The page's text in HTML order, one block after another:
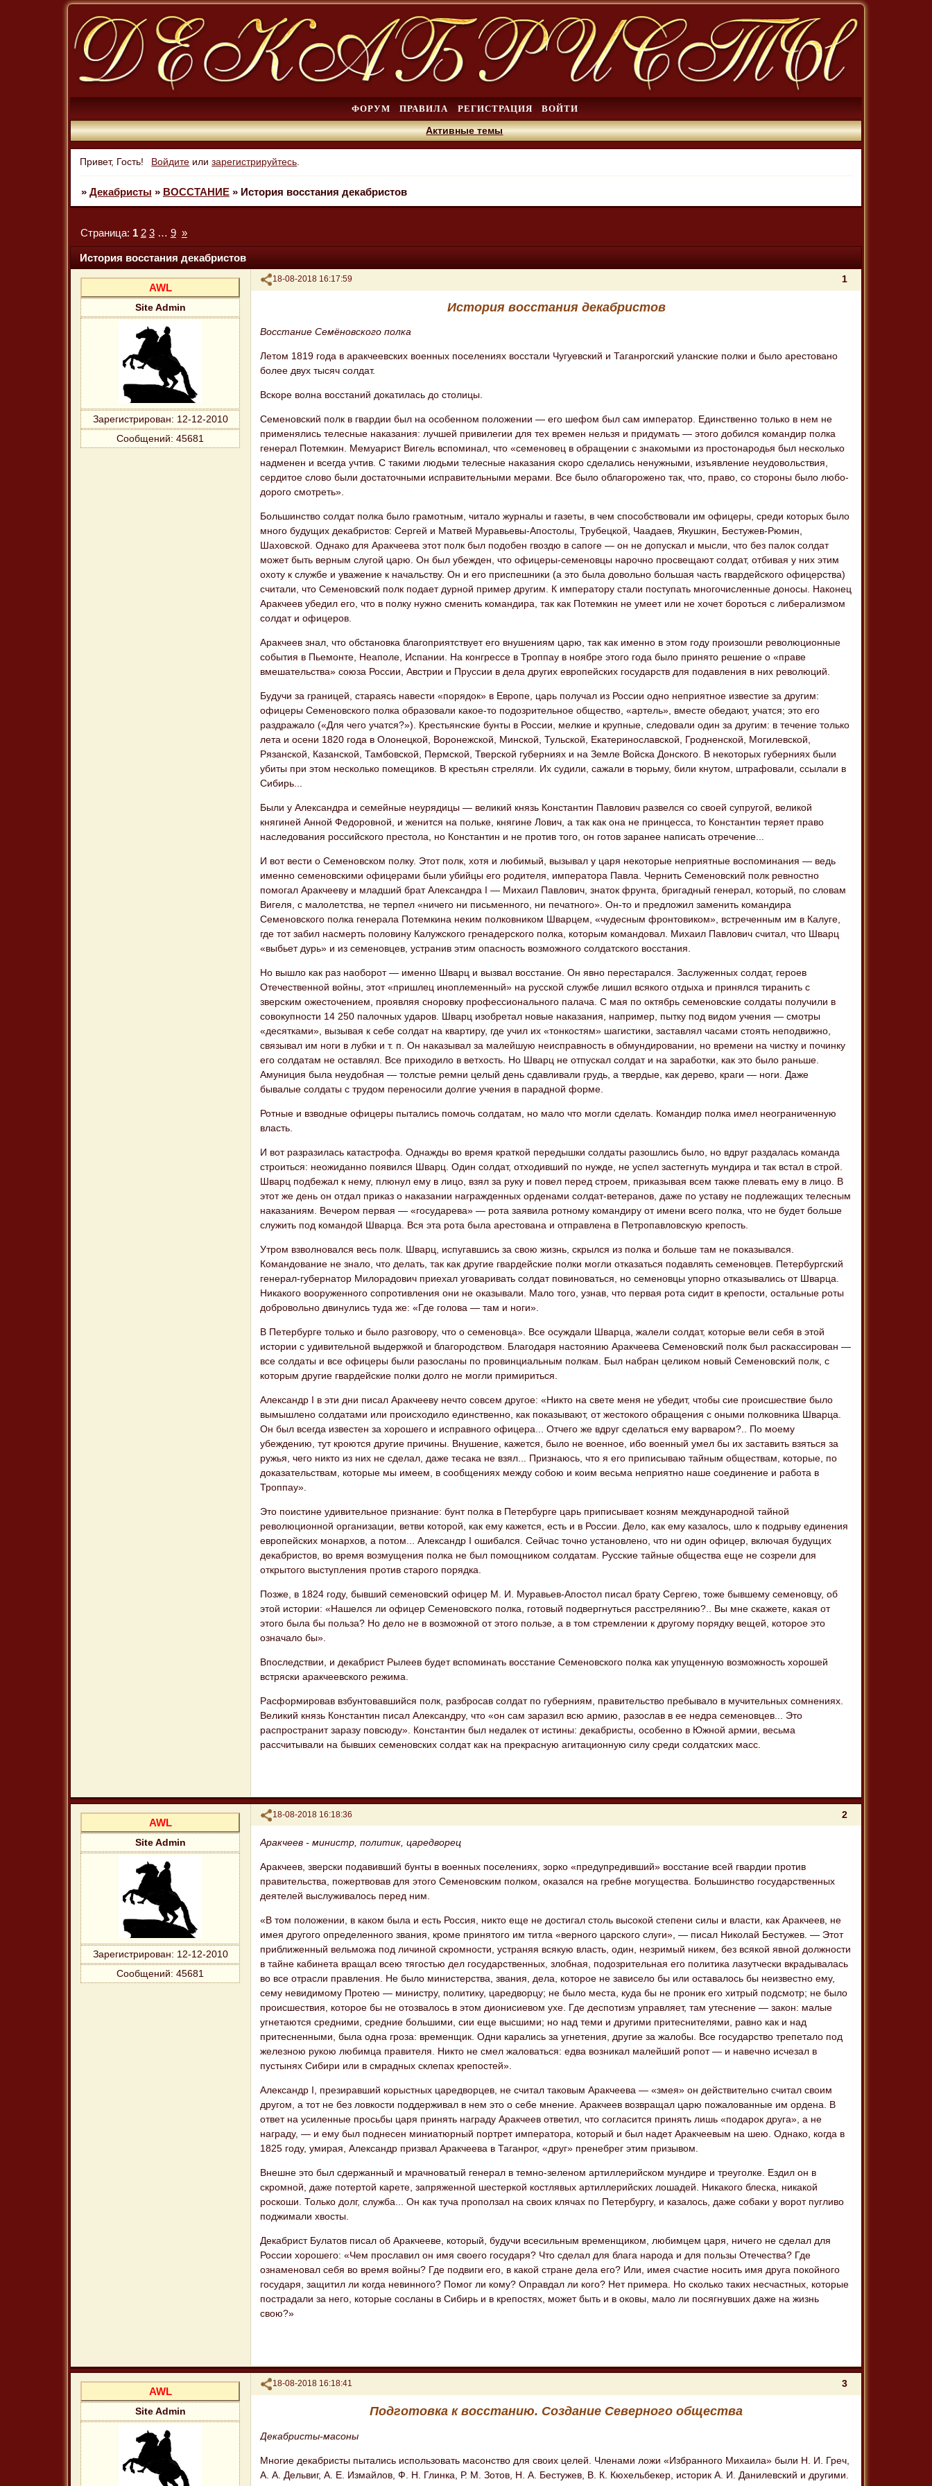
ФОРУМ ПРАВИЛА РЕГИСТРАЦИЯ ВОЙТИ
Активные темы
Привет, Гость! Войдите илизарегистрируйтесь.
» Декабристы » ВОССТАНИЕ » История восстания декабристов
История восстания декабристов
Страница: 1 2 3 … 9 »
Поделиться 1
18-08-2018 16:17:59
AWL
Site Admin
Зарегистрирован: 12-12-2010
Сообщений: 45681
История восстания декабристов
Восстание Семёновского полка
Летом 1819 года в аракчеевских военных поселениях восстали Чугуевский и Таганрогский уланские полки и было арестовано
более двух тысяч солдат.
Вскоре волна восстаний докатилась до столицы.
Семеновский полк в гвардии был на особенном положении — его шефом был сам император. Единственно только в нем не
применялись телесные наказания: лучшей привилегии для тех времен нельзя и придумать — этого добился командир полка
генерал Потемкин. Мемуарист Вигель вспоминал, что «семеновец в обращении с знакомыми из простонародья был несколько
надменен и всегда учтив. С такими людьми телесные наказания скоро сделались ненужными, изъявление неудовольствия,
сердитое слово были достаточными исправительными мерами. Все было облагорожено так, что, право, со стороны было любо-
дорого смотреть».
Большинство солдат полка было грамотным, читало журналы и газеты, в чем способствовали им офицеры, среди которых было
много будущих декабристов: Сергей и Матвей Муравьевы-Апостолы, Трубецкой, Чаадаев, Якушкин, Бестужев-Рюмин,
Шаховской. Однако для Аракчеева этот полк был подобен гвоздю в сапоге — он не допускал и мысли, что без палок солдат
может быть верным слугой царю. Он был убежден, что офицеры-семеновцы нарочно просвещают солдат, отбивая у них этим
охоту к службе и уважение к начальству. Он и его приспешники (а это была довольно большая часть гвардейского офицерства)
считали, что Семеновский полк подает дурной пример другим. К императору стали поступать многочисленные доносы. Наконец
Аракчеев убедил его, что в полку нужно сменить командира, так как Потемкин не умеет или не хочет бороться с либерализмом
солдат и офицеров.
Аракчеев знал, что обстановка благоприятствует его внушениям царю, так как именно в этом году произошли революционные
события в Пьемонте, Неаполе, Испании. На конгрессе в Троппау в ноябре этого года было принято решение о «праве
вмешательства» союза России, Австрии и Пруссии в дела других европейских государств для подавления в них революций.
Будучи за границей, стараясь навести «порядок» в Европе, царь получал из России одно неприятное известие за другим:
офицеры Семеновского полка образовали какое-то подозрительное общество, «артель», вместе обедают, учатся; это его
раздражало («Для чего учатся?»). Крестьянские бунты в России, мелкие и крупные, следовали один за другим: в течение только
лета и осени 1820 года в Олонецкой, Воронежской, Минской, Тульской, Екатеринославской, Гродненской, Могилевской,
Рязанской, Казанской, Тамбовской, Пермской, Тверской губерниях и на Земле Войска Донского. В некоторых губерниях были
убиты при этом несколько помещиков. В крестьян стреляли. Их судили, сажали в тюрьму, били кнутом, штрафовали, ссылали в
Сибирь...
Были у Александра и семейные неурядицы — великий князь Константин Павлович развелся со своей супругой, великой
княгиней Анной Федоровной, и женится на польке, княгине Лович, а так как она не принцесса, то Константин теряет право
наследования российского престола, но Константин и не против того, он готов заранее написать отречение...
И вот вести о Семеновском полку. Этот полк, хотя и любимый, вызывал у царя некоторые неприятные воспоминания — ведь
именно семеновскими офицерами были убийцы его родителя, императора Павла. Чернить Семеновский полк ревностно
помогал Аракчееву и младший брат Александра I — Михаил Павлович, знаток фрунта, бригадный генерал, который, по словам
Вигеля, с малолетства, не терпел «ничего ни письменного, ни печатного». Он-то и предложил заменить командира
Семеновского полка генерала Потемкина неким полковником Шварцем, «чудесным фронтовиком», встреченным им в Калуге,
где тот забил насмерть половину Калужского гренадерского полка, которым командовал. Михаил Павлович считал, что Шварц
«выбьет дурь» и из семеновцев, устранив этим опасность возможного солдатского восстания.
Но вышло как раз наоборот — именно Шварц и вызвал восстание. Он явно перестарался. Заслуженных солдат, героев
Отечественной войны, этот «пришлец иноплеменный» на русской службе лишил всякого отдыха и принялся тиранить с
зверским ожесточением, проявляя сноровку профессионального палача. С мая по октябрь семеновские солдаты получили в
совокупности 14 250 палочных ударов. Шварц изобретал новые наказания, например, пытку под видом учения — смотры
«десятками», вызывая к себе солдат на квартиру, где учил их «тонкостям» шагистики, заставлял часами стоять неподвижно,
связывал им ноги в лубки и т. п. Он наказывал за малейшую неисправность в обмундировании, но времени на чистку и починку
его солдатам не оставлял. Все приходило в ветхость. Но Шварц не отпускал солдат и на заработки, как это было раньше.
Амуниция была неудобная — толстые ремни целый день сдавливали грудь, а твердые, как дерево, краги — ноги. Даже
бывалые солдаты с трудом переносили долгие учения в парадной форме.
Ротные и взводные офицеры пытались помочь солдатам, но мало что могли сделать. Командир полка имел неограниченную
власть.
И вот разразилась катастрофа. Однажды во время краткой передышки солдаты разошлись было, но вдруг раздалась команда
строиться: неожиданно появился Шварц. Один солдат, отходивший по нужде, не успел застегнуть мундира и так встал в строй.
Шварц подбежал к нему, плюнул ему в лицо, взял за руку и повел перед строем, приказывая всем также плевать ему в лицо. В
этот же день он отдал приказ о наказании награжденных орденами солдат-ветеранов, даже по уставу не подлежащих телесным
наказаниям. Вечером первая — «государева» — рота заявила ротному командиру от имени всего полка, что не будет больше
служить под командой Шварца. Вся эта рота была арестована и отправлена в Петропавловскую крепость.
Утром взволновался весь полк. Шварц, испугавшись за свою жизнь, скрылся из полка и больше там не показывался.
Командование не знало, что делать, так как другие гвардейские полки могли отказаться подавлять семеновцев. Петербургский
генерал-губернатор Милорадович приехал уговаривать солдат повиноваться, но семеновцы упорно отказывались от Шварца.
Никакого вооруженного сопротивления они не оказывали. Мало того, узнав, что первая рота сидит в крепости, остальные роты
добровольно двинулись туда же: «Где голова — там и ноги».
В Петербурге только и было разговору, что о семеновца». Все осуждали Шварца, жалели солдат, которые вели себя в этой
истории с удивительной выдержкой и благородством. Благодаря настоянию Аракчеева Семеновский полк был раскассирован —
все солдаты и все офицеры были разосланы по провинциальным полкам. Был набран целиком новый Семеновский полк, с
которым другие гвардейские полки долго не могли примириться.
Александр I в эти дни писал Аракчееву нечто совсем другое: «Никто на свете меня не убедит, чтобы сие происшествие было
вымышлено солдатами или происходило единственно, как показывают, от жестокого обращения с оными полковника Шварца.
Он был всегда известен за хорошего и исправного офицера... Отчего же вдруг сделаться ему варваром?.. По моему
убеждению, тут кроются другие причины. Внушение, кажется, было не военное, ибо военный умел бы их заставить взяться за
ружья, чего никто из них не сделал, даже тесака не взял... Признаюсь, что я его приписываю тайным обществам, которые, по
доказательствам, которые мы имеем, в сообщениях между собою и коим весьма неприятно наше соединение и работа в
Троппау».
Это поистине удивительное признание: бунт полка в Петербурге царь приписывает козням международной тайной
революционной организации, ветви которой, как ему кажется, есть и в России. Дело, как ему казалось, шло к подрыву единения
европейских монархов, а потом... Александр I ошибался. Сейчас точно установлено, что ни один офицер, включая будущих
декабристов, во время возмущения полка не был помощником солдатам. Русские тайные общества еще не созрели для
открытого выступления против старого порядка.
Позже, в 1824 году, бывший семеновский офицер М. И. Муравьев-Апостол писал брату Сергею, тоже бывшему семеновцу, об
этой истории: «Нашелся ли офицер Семеновского полка, готовый подвергнуться расстрелянию?.. Вы мне скажете, какая от
этого была бы польза? Но дело не в возможной от этого пользе, а в том стремлении к другому порядку вещей, которое это
означало бы».
Впоследствии, и декабрист Рылеев будет вспоминать восстание Семеновского полка как упущенную возможность хорошей
встряски аракчеевского режима.
Расформировав взбунтовавшийся полк, разбросав солдат по губерниям, правительство пребывало в мучительных сомнениях.
Великий князь Константин писал Александру, что «он сам заразил всю армию, разослав в ее недра семеновцев... Это
распространит заразу повсюду». Константин был недалек от истины: декабристы, особенно в Южной армии, весьма
рассчитывали на бывших семеновских солдат как на прекрасную агитационную силу среди солдатских масс.
Поделиться 2
18-08-2018 16:18:36
AWL
Site Admin
Зарегистрирован: 12-12-2010
Сообщений: 45681
Аракчеев - министр, политик, царедворец
Аракчеев, зверски подавивший бунты в военных поселениях, зорко «предупредивший» восстание всей гвардии против
правительства, пожертвовав для этого Семеновским полком, оказался на гребне могущества. Большинство государственных
деятелей выслуживалось перед ним.
«В том положении, в каком была и есть Россия, никто еще не достигал столь высокой степени силы и власти, как Аракчеев, не
имея другого определенного звания, кроме принятого им титла «верного царского слуги», — писал Николай Бестужев. — Этот
приближенный вельможа под личиной скромности, устраняя всякую власть, один, незримый никем, без всякой явной должности
в тайне кабинета вращал всею тягостью дел государственных, злобная, подозрительная его политика лазутчески вкрадывалась
во все отрасли правления. Не было министерства, звания, дела, которое не зависело бы или оставалось бы неизвестно ему,
сему невидимому Протею — министру, политику, царедворцу; не было места, куда бы не проник его хитрый подсмотр; не было
происшествия, которое бы не отозвалось в этом дионисиевом ухе. Где деспотизм управляет, там утеснение — закон: малые
угнетаются средними, средние большими, сии еще высшими; но над теми и другими притеснителями, равно как и над
притесненными, была одна гроза: временщик. Одни карались за угнетения, другие за жалобы. Все государство трепетало под
железною рукою любимца правителя. Никто не смел жаловаться: едва возникал малейший ропот — и навечно исчезал в
пустынях Сибири или в смрадных склепах крепостей».
Александр I, презиравший корыстных царедворцев, не считал таковым Аракчеева — «змея» он действительно считал своим
другом, а тот не без ловкости поддерживал в нем это о себе мнение. Аракчеев возвращал царю пожалованные им ордена. В
ответ на усиленные просьбы царя принять награду Аракчеев ответил, что согласится принять лишь «подарок друга», а не
награду, — и ему был поднесен миниатюрный портрет императора, который и был надет Аракчеевым на шею. Однако, когда в
1825 году, умирая, Александр призвал Аракчеева в Таганрог, «друг» пренебрег этим призывом.
Внешне это был сдержанный и мрачноватый генерал в темно-зеленом артиллерийском мундире и треуголке. Ездил он в
скромной, даже потертой карете, запряженной шестеркой костлявых артиллерийских лошадей. Никакого блеска, никакой
роскоши. Только долг, служба... Он как туча проползал на своих клячах по Петербургу, и казалось, даже собаки у ворот пугливо
поджимали хвосты.
Декабрист Булатов писал об Аракчееве, который, будучи всесильным временщиком, любимцем царя, ничего не сделал для
России хорошего: «Чем прославил он имя своего государя? Что сделал для блага народа и для пользы Отечества? Где
ознаменовал себя во время войны? Где подвиги его, в какой стране дела его? Или, имея счастие носить имя друга покойного
государя, защитил ли когда невинного? Помог ли кому? Оправдал ли кого? Нет примера. Но сколько таких несчастных, которые
пострадали за него, которые сосланы в Сибирь и в крепостях, может быть и в оковы, мало ли посягнувших даже на жизнь
свою?»
Поделиться 3
18-08-2018 16:18:41
AWL
Site Admin Подготовка к восстанию. Создание Северного общества
Декабристы-масоны
Многие декабристы пытались использовать масонство для своих целей. Членами ложи «Избранного Михаила» были Н. И. Греч,
А. А. Дельвиг, А. Е. Измайлов, Ф. Н. Глинка, Р. М. Зотов, Н. А. Бестужев, В. К. Кюхельбекер, историк А. И. Данилевский и другими.